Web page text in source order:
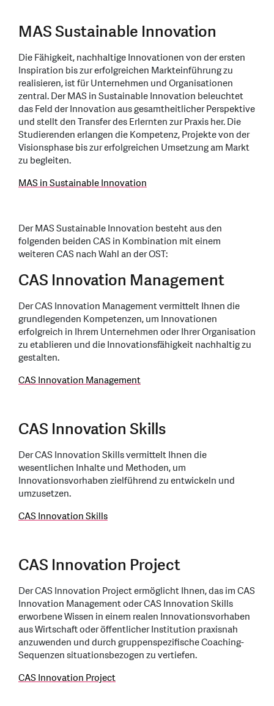
MAS Sustainable Innovation
Die Fähigkeit, nachhaltige Innovationen von der ersten
Inspiration bis zur erfolgreichen Markteinführung zu
realisieren, ist für Unternehmen und Organisationen
zentral. Der MAS in Sustainable Innovation beleuchtet
das Feld der Innovation aus gesamtheitlicher Perspektive
und stellt den Transfer des Erlernten zur Praxis her. Die
Studierenden erlangen die Kompetenz, Projekte von der
Visionsphase bis zur erfolgreichen Umsetzung am Markt
zu begleiten.
MAS in Sustainable Innovation
Der MAS Sustainable Innovation besteht aus den
folgenden beiden CAS in Kombination mit einem
weiteren CAS nach Wahl an der OST:
CAS Innovation Management
Der CAS Innovation Management vermittelt Ihnen die
grundlegenden Kompetenzen, um Innovationen
erfolgreich in Ihrem Unternehmen oder Ihrer Organisation
zu etablieren und die Innovationsfähigkeit nachhaltig zu
gestalten.
CAS Innovation Management
CAS Innovation Skills
Der CAS Innovation Skills vermittelt Ihnen die
wesentlichen Inhalte und Methoden, um
Innovationsvorhaben zielführend zu entwickeln und
umzusetzen.
CAS Innovation Skills
CAS Innovation Project
Der CAS Innovation Project ermöglicht Ihnen, das im CAS
Innovation Management oder CAS Innovation Skills
erworbene Wissen in einem realen Innovationsvorhaben
aus Wirtschaft oder öffentlicher Institution praxisnah
anzuwenden und durch gruppenspezifische Coaching-
Sequenzen situationsbezogen zu vertiefen.
CAS Innovation Project